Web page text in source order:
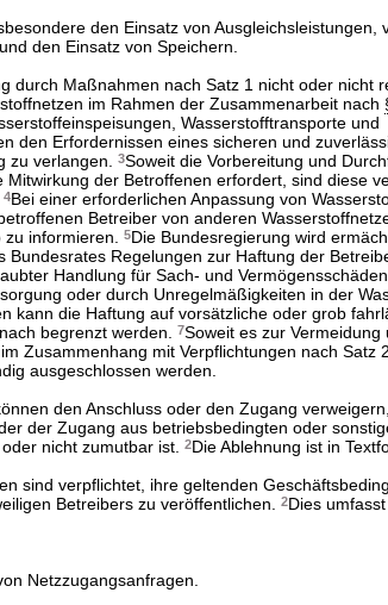
den Einsatz von Ausgleichsleistungen,
den Einsatz von Speichern.
durch Maßnahmen nach Satz 1 nicht oder nicht
im Rahmen der Zusammenarbeit nach
Wasserstofftransporte und
den Erfordernissen eines sicheren und
zu verlangen.
3Soweit die Vorbereitung und
der Betroffenen erfordert, sind diese
4Bei einer erforderlichen Anpassung von
Betreiber von anderen
informieren.
5Die Bundesregierung wird
Regelungen zur Haftung der
Handlung für Sach- und
oder durch Unregelmäßigkeiten in der
kann die Haftung auf vorsätzliche oder grob
begrenzt werden.
7Soweit es zur Vermeidung
Zusammenhang mit Verpflichtungen nach Satz
ausgeschlossen werden.
den Anschluss oder den Zugang
der Zugang aus betriebsbedingten oder
nicht zumutbar ist.
2Die Ablehnung ist in
sind verpflichtet, ihre geltenden
Betreibers zu veröffentlichen.
2Dies
Netzzugangsanfragen.